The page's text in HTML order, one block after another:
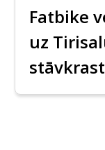
Fatbike
uz